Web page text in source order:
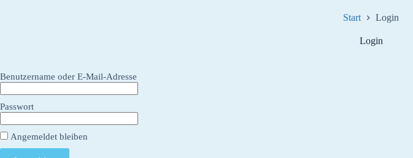
Start Login
Login
Benutzername oder E-Mail-Adresse
Passwort
Angemeldet bleiben